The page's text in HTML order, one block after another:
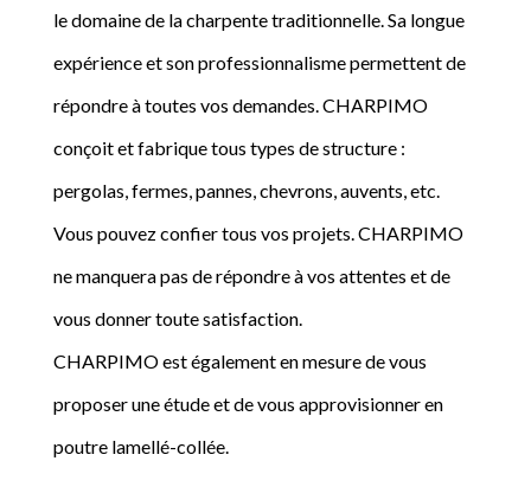
le domaine de la charpente traditionnelle. Sa longue
expérience et son professionnalisme permettent de
répondre à toutes vos demandes. CHARPIMO
conçoit et fabrique tous types de structure :
pergolas, fermes, pannes, chevrons, auvents, etc.
Vous pouvez confier tous vos projets. CHARPIMO
ne manquera pas de répondre à vos attentes et de
vous donner toute satisfaction.
CHARPIMO est également en mesure de vous
proposer une étude et de vous approvisionner en
poutre lamellé-collée.